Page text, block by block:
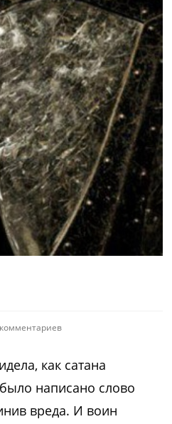
как сатана
написано слово
вреда. И воин